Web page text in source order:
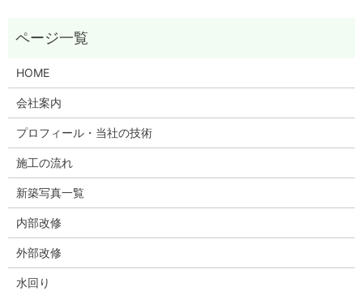
HOME
会社案内
プロフィール・当社の技術
施工の流れ
新築写真一覧
内部改修
外部改修
水回り